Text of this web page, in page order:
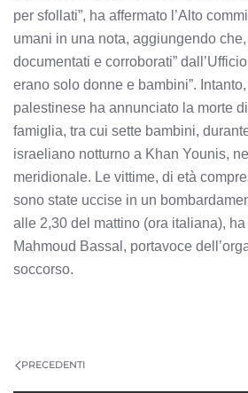
per sfollati”, ha affermato l’Alto
umani in una nota, aggiungendo che,
documentati e corroborati”
erano solo donne e bambini”.
palestinese ha annunciato la morte
famiglia, tra cui sette bambini,
israeliano notturno a Khan Younis,
meridionale. Le vittime, di età
sono state uccise in un
alle 2,30 del mattino (ora italiana),
Mahmoud Bassal, portavoce
soccorso.
PRECEDENTI